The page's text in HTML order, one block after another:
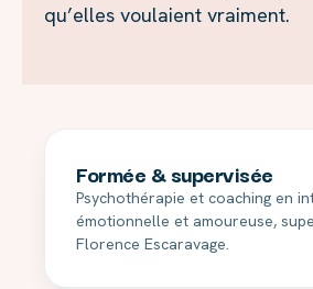
qu’elles voulaient vraiment.
Formée & supervisée
Psychothérapie et coaching en
émotionnelle et amoureuse,
Florence Escaravage.